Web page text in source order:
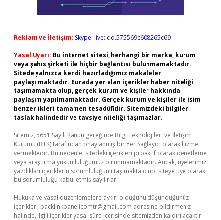
Reklam ve İletişim: Skype: live:.cid.575569c608265c69
Yasal Uyarı: Bu internet sitesi, herhangi bir marka, kurum
veya şahıs şirketi ile hiçbir bağlantısı bulunmamaktadır.
Sitede yalnızca kendi hazırladığımız makaleler
paylaşılmaktadır. Burada yer alan içerikler haber niteliği
taşımamakta olup, gerçek kurum ve kişiler hakkında
paylaşım yapılmamaktadır. Gerçek kurum ve kişiler ile isim
benzerlikleri tamamen tesadüfidir. Sitemizdeki bilgiler
taslak halindedir ve tavsiye niteliği taşımazlar.
Sitemiz, 5651 Sayılı Kanun gereğince Bilgi Teknolojileri ve İletişim
Kurumu (BTK) tarafından onaylanmış bir Yer Sağlayıcı olarak hizmet
vermektedir. Bu nedenle, sitedeki içerikleri proaktif olarak denetleme
veya araştırma yükümlülüğümüz bulunmamaktadır. Ancak, üyelerimiz
yazdıkları içeriklerin sorumluluğunu taşımakta olup, siteye üye olarak
bu sorumluluğu kabul etmiş sayılırlar.
Hukuka ve yasal düzenlemelere aykırı olduğunu düşündüğünüz
içerikleri, backlinkpanelicomtr@gmail.com adresine bildirmeniz
halinde, ilgili içerikler yasal süre içerisinde sitemizden kaldırılacaktır.